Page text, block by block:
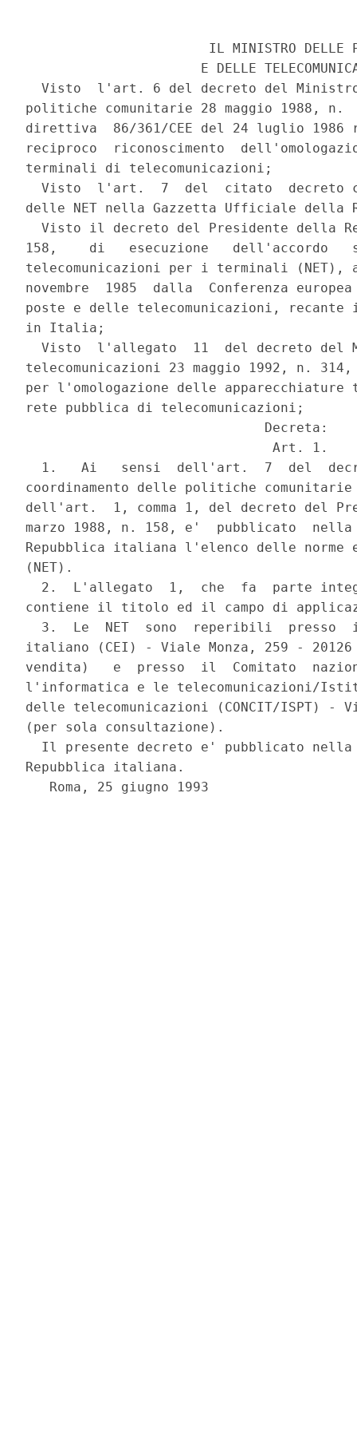
IL MINISTRO DELLE
E DELLE
Visto  l'art. 6 del decreto del
politiche comunitarie 28 maggio 1988,
direttiva  86/361/CEE del 24 luglio
reciproco  riconoscimento
terminali di telecomunicazioni;
Visto  l'art.  7  del  citato  decreto
delle NET nella Gazzetta Ufficiale della
Visto il decreto del Presidente della
158,    di   esecuzione   dell'accordo
telecomunicazioni per i terminali (NET),
novembre  1985  dalla  Conferenza
poste e delle telecomunicazioni, recante
in Italia;
Visto  l'allegato  11  del decreto del
telecomunicazioni 23 maggio 1992, n.
per l'omologazione delle
rete pubblica di telecomunicazioni;
                              Decreta:
                               Art. 1.
1.   Ai   sensi  dell'art.  7  del
coordinamento delle politiche
dell'art.  1, comma 1, del decreto del
marzo 1988, n. 158, e'  pubblicato
Repubblica italiana l'elenco delle norme
(NET).
2.  L'allegato  1,  che  fa  parte
contiene il titolo ed il campo di
3.  Le  NET  sono  reperibili  presso
italiano (CEI) - Viale Monza, 259 -
vendita)   e  presso  il  Comitato
l'informatica e le telecomunicazioni/
delle telecomunicazioni (CONCIT/ISPT) -
(per sola consultazione).
Il presente decreto e' pubblicato
Repubblica italiana.
   Roma, 25 giugno 1993